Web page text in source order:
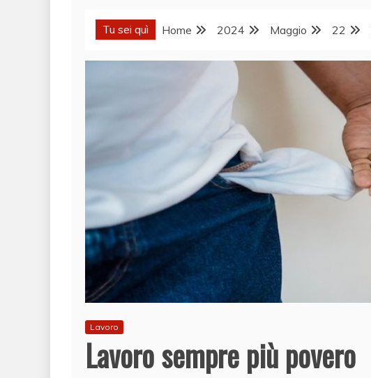
Tu sei quì Home 2024 Maggio 22
Lavoro
Lavoro sempre più povero